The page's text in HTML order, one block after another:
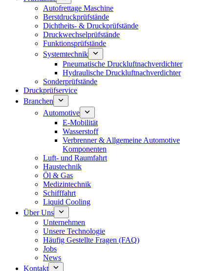
Autofrettage Maschine
Berstdruckprüfstände
Dichtheits- & Druckprüfstände
Druckwechselprüfstände
Funktionsprüfstände
Systemtechnik
Pneumatische Druckluftnachverdichter
Hydraulische Druckluftnachverdichter
Sonderprüfstände
Druckprüfservice
Branchen
Automotive
E-Mobilität
Wasserstoff
Verbrenner & Allgemeine Automotive
Komponenten
Luft- und Raumfahrt
Haustechnik
Öl & Gas
Medizintechnik
Schifffahrt
Liquid Cooling
Über Uns
Unternehmen
Unsere Technologie
Häufig Gestellte Fragen (FAQ)
Jobs
News
Kontakt